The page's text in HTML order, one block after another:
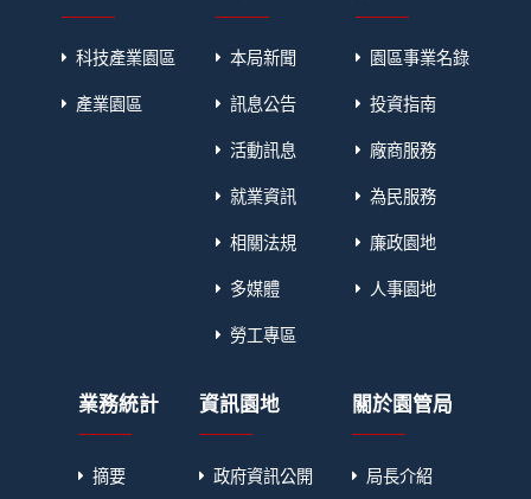
科技產業園區
產業園區
本局新聞
訊息公告
活動訊息
就業資訊
相關法規
多媒體
勞工專區
園區事業名錄
投資指南
廠商服務
為民服務
廉政園地
人事園地
業務統計
摘要
資訊園地
政府資訊公開
關於園管局
局長介紹